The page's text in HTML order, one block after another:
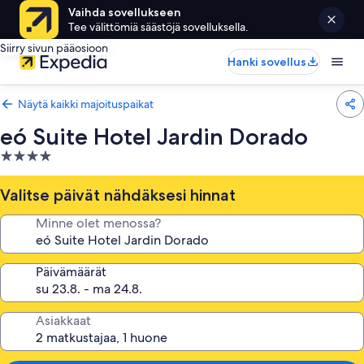
Vaihda sovellukseen
Tee välittömiä säästöjä sovelluksella.
Siirry sivun pääosioon
Hanki sovellus
Näytä kaikki majoituspaikat
eó Suite Hotel Jardin Dorado
4.0
tähden
majoituspaikka
Valitse päivät nähdäksesi hinnat
Minne olet menossa?
Päivämäärät
Asiakkaat